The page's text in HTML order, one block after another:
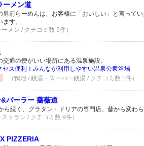
ーメン道
男前らーめんは、お客様に「おいしい」と言って
す。
ーメン / クチコミ数 5件）
交通の便がいい場所にある温泉施設。
セス便利！みんなが利用しやすい温泉公衆浴場
（鴨池 / 銭湯・スーパー銭湯 / クチコミ数 1件）
パーラー 薔薇道
ら続く、グラタン・ドリアの専門店。昔から変わ
ストラン / クチコミ数 9件）
PIZZERIA